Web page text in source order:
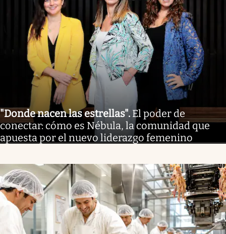
"Donde nacen las estrellas". El poder de
conectar: cómo es Nébula, la comunidad que
apuesta por el nuevo liderazgo femenino